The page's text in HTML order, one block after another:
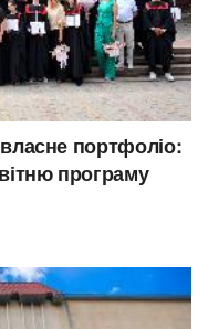
портфоліо:
програму